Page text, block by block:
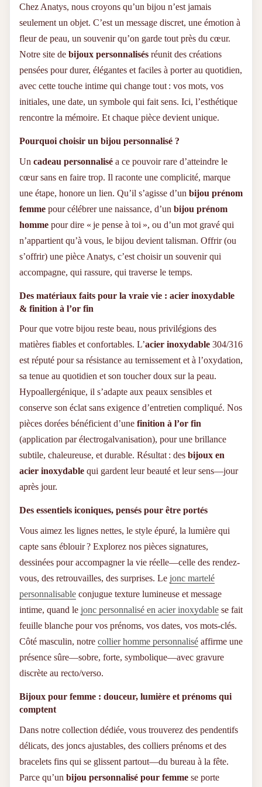
style, vous pouvez opter pour une finition argentée ou dorée
à l’or fin, classique ou rosée. Nos bijoux résistent à l’usure
quotidienne tout en gardant leur éclat, saison après saison.
Confortables, ajustables et faciles à porter, ils s’intègrent
parfaitement à votre quotidien.
Pourquoi Choisir un Bracelet ANATYS ?
Gravure personnalisée offerte
sur tous nos modèles,
réalisée avec finesse et durabilité.
Expédition rapideen 48h ou moins, dans un écrin
Matériaux de haute qualité
: acier inoxydable 316,
finition dorée à l’or fin ou argentée.
Bijoux pour femme et homme
, pensés pour chaque
style et chaque occasion.
Service client attentif, disponible pour vous guider à
chaque étape.
Des Cadeaux Qui Marquent
Que ce soit pour une naissance, un anniversaire, un mariage
ou simplement pour dire « je pense à toi », un bracelet
matérialise vos sentiments et accompagne la personne qui le
racontent combien ces bijoux deviennent des repères, des
talismans, des ancrages émotionnels.
Commandez Facilement en Ligne
Sur notre boutique en ligne, vous pouvez personnaliser votre
bracelet en quelques clics, choisir votre finition préférée, et
France et à l’international, dans un emballage soigné, prêt à
être offert. Parce qu’un cadeau chargé de sens ne devrait
Exprimez Ce Qui Compte Vraiment
ANATYS, c’est une invitation à revenir à l’essentiel. À dire
sans bruit ce qui fait battre votre cœur. À porter fièrement ce
qui vous relie aux autres. Explorez notre collection de
bracelets personnalisés pour femme
et
pour hommeet trouvez la pièce qui vous ressemble.
Rejoignez Notre Communauté
Plus de 50 000 personnes ont déjà fait confiance à ANATYS
pour célébrer leurs liens les plus profonds. Rejoignez-nous
sur les réseaux sociaux pour découvrir leurs histoires,
partager la vôtre, et vous laisser inspirer par l’émotion
authentique de nos créations. Un bracelet peut tout changer.
Laissez le vôtre parler pour vous.
Chez Anatys, nous croyons qu’un bijou n’est jamais
seulement un objet. C’est un message discret, une émotion à
fleur de peau, un souvenir qu’on garde tout près du cœur.
Notre site de bijoux personnalisés réunit des créations
pensées pour durer, élégantes et faciles à porter au quotidien,
avec cette touche intime qui change tout : vos mots, vos
initiales, une date, un symbole qui fait sens. Ici, l’esthétique
rencontre la mémoire. Et chaque pièce devient unique.
Pourquoi choisir un bijou personnalisé ?
Un cadeau personnalisé a ce pouvoir rare d’atteindre le
cœur sans en faire trop. Il raconte une complicité, marque
une étape, honore un lien. Qu’il s’agisse d’un bijou prénom
femme pour célébrer une naissance, d’un bijou prénom
homme pour dire « je pense à toi », ou d’un mot gravé qui
n’appartient qu’à vous, le bijou devient talisman. Offrir (ou
s’offrir) une pièce Anatys, c’est choisir un souvenir qui
accompagne, qui rassure, qui traverse le temps.
Des matériaux faits pour la vraie vie : acier inoxydable
& finition à l’or fin
Pour que votre bijou reste beau, nous privilégions des
matières fiables et confortables. L’acier inoxydable 304/316
est réputé pour sa résistance au ternissement et à l’oxydation,
sa tenue au quotidien et son toucher doux sur la peau.
Hypoallergénique, il s’adapte aux peaux sensibles et
conserve son éclat sans exigence d’entretien compliqué. Nos
pièces dorées bénéficient d’une finition à l’or fin
(application par électrogalvanisation), pour une brillance
subtile, chaleureuse, et durable. Résultat : des bijoux en
acier inoxydable qui gardent leur beauté et leur sens—jour
après jour.
Des essentiels iconiques, pensés pour être portés
Vous aimez les lignes nettes, le style épuré, la lumière qui
capte sans éblouir ? Explorez nos pièces signatures,
dessinées pour accompagner la vie réelle—celle des rendez-
vous, des retrouvailles, des surprises. Le jonc martelé
personnalisable conjugue texture lumineuse et message
intime, quand le jonc personnalisé en acier inoxydable se fait
feuille blanche pour vos prénoms, vos dates, vos mots-clés.
Côté masculin, notre collier homme personnalisé affirme une
présence sûre—sobre, forte, symbolique—avec gravure
discrète au recto/verso.
Bijoux pour femme : douceur, lumière et prénoms qui
comptent
Dans notre collection dédiée, vous trouverez des pendentifs
délicats, des joncs ajustables, des colliers prénoms et des
bracelets fins qui se glissent partout—du bureau à la fête.
Parce qu’un bijou personnalisé pour femme se porte